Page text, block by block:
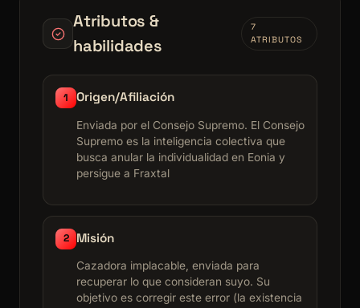
Atributos &
habilidades
7
ATRIBUTOS
1 Origen/Afiliación
Enviada por el Consejo Supremo. El Consejo
Supremo es la inteligencia colectiva que
busca anular la individualidad en Eonia y
persigue a Fraxtal
2 Misión
Cazadora implacable, enviada para
recuperar lo que consideran suyo. Su
objetivo es corregir este error (la existencia